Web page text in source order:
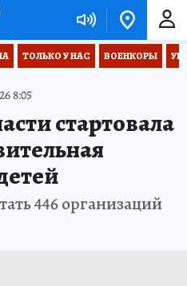
ТОЛЬКО У НАС ВОЕНКОРЫ
8:05
стартовала
446 организаций